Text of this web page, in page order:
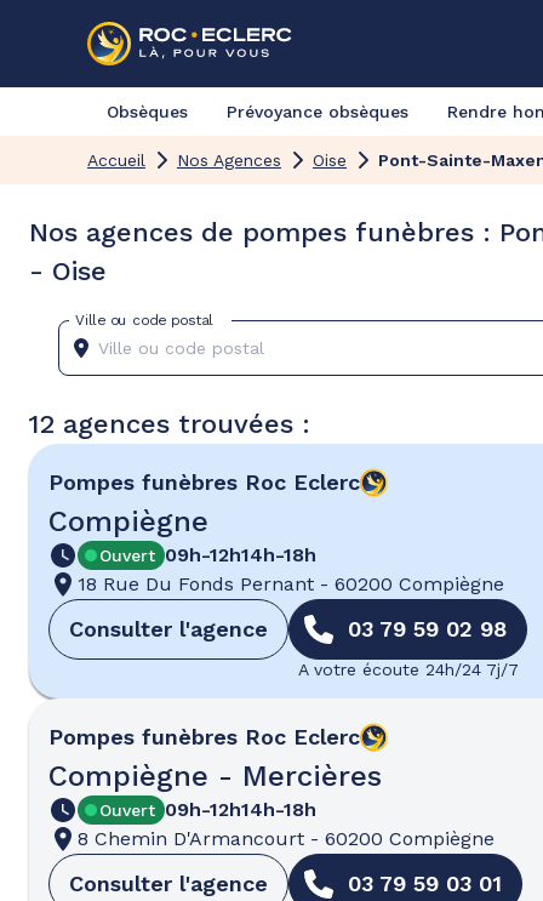
Obsèques Prévoyance obsèques Rendre
Accueil Nos Agences Oise Pont-Sainte-
Nos agences de pompes funèbres :
- Oise
Ville ou code postal
12 agences trouvées :
Pompes funèbres Roc Eclerc
Compiègne
Ouvert 09h-12h14h-18h
18 Rue Du Fonds Pernant - 60200 Compiègne
Consulter l'agence 03 79 59 02 98
A votre écoute 24h/24 7j/7
Pompes funèbres Roc Eclerc
Compiègne - Mercières
Ouvert 09h-12h14h-18h
8 Chemin D'Armancourt - 60200 Compiègne
Consulter l'agence 03 79 59 03 01